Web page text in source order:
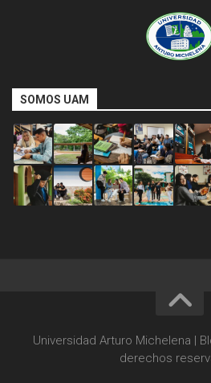
SOMOS UAM
Universidad Arturo Michelena |
derechos